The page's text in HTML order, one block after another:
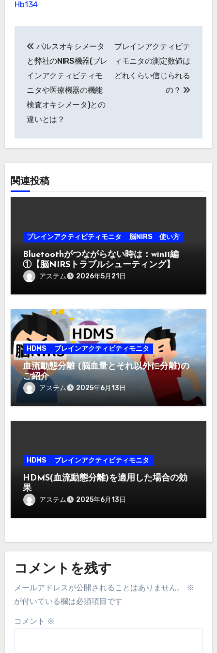
Hb134
稿
ナ
ビ
ゲ
ー
ョ
ン
パルスオキシメータ
と弊社のNIRS機器(ブレ
インアクティビティモ
ニタや医療機器の機能
検査オキシメータ)との
違いとは？
ブレインアクティビテ
ィモニタの測定数値は
どれくらい信じられる
の？
関連投稿
ブレインアクティビティモニタ 脳NIRS 使い方
Bluetoothがつながらない時は：win11編
①【脳NIRSトラブルシューティング】
アステム 2026年5月21日
HDMS ブレインアクティビティモニタ
血流動態分離 (脳血量とそれ以外に分離)の
ご紹介
アステム 2025年6月13日
HDMS ブレインアクティビティモニタ
HDMS(血流動態分離)を適用した場合の効
果
アステム 2025年6月13日
コメントを残す
メールアドレスが公開されることはありません。
※
が付いている欄は必須項目です
コメント ※